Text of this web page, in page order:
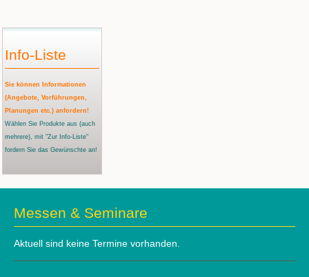
Info-Liste
Sie können Informationen
(Angebote, Vorführungen,
Planungen etc.) anfordern!
Wählen Sie Produkte aus (auch
mehrere), mit "Zur Info-Liste"
fordern Sie das Gewünschte an!
Messen & Seminare
Aktuell sind keine Termine vorhanden.